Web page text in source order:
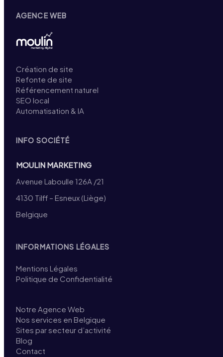
AGENCE WEB
Création de site
Refonte de site
Référencement naturel
SEO local
Automatisation & IA
INFO SOCIÉTÉ
MOULIN MARKETING
Avenue Laboulle 126A /21
4130 Tilff – Esneux (Liège)
Belgique
INFORMATIONS LÉGALES
Mentions Légales
Politique de Confidentialité
Notre Agence Web
Nos services en Belgique
Sites par secteur d’activité
Blog
Contact